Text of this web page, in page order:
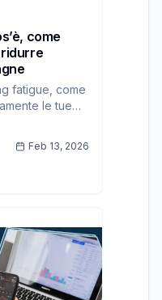
come
fatigue, come
le tue
Feb 13, 2026